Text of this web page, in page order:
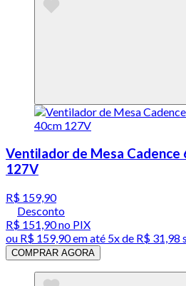
Ventilador de Mesa Cadence
127V
R$ 159,90
Desconto
R$ 151,90no PIX
ou R$ 159,90em até 5x de R$ 31,98
COMPRAR AGORA